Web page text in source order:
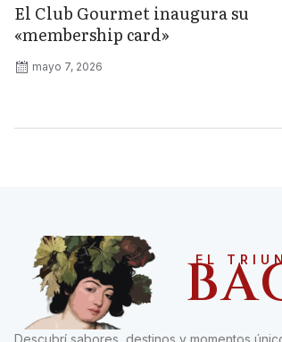
El Club Gourmet inaugura su
«membership card»
mayo 7, 2026
EL